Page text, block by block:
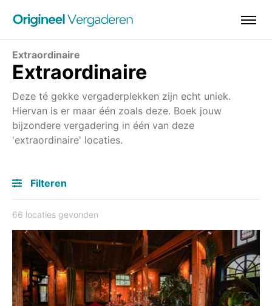
Extraordinaire
Extraordinaire
Deze té gekke vergaderplekken zijn echt uniek.
Hiervan is er maar één zoals deze. Boek jouw
bijzondere vergadering in één van deze
'extraordinaire' locaties.
Filteren
66 locaties gevonden